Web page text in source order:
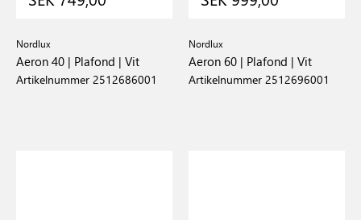
Nordlux
Aeron 40 | Plafond | Vit
Artikelnummer 2512686001
Nordlux
Aeron 60 | Plafond | Vit
Artikelnummer 2512696001